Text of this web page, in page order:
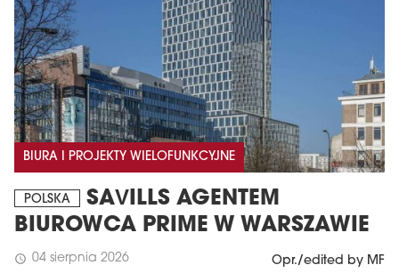
BIURA I PROJEKTY WIELOFUNKCYJNE
POLSKA
SAVILLS AGENTEM
BIUROWCA PRIME W WARSZAWIE
schedule 04 sierpnia 2026 Opr./edited by MF